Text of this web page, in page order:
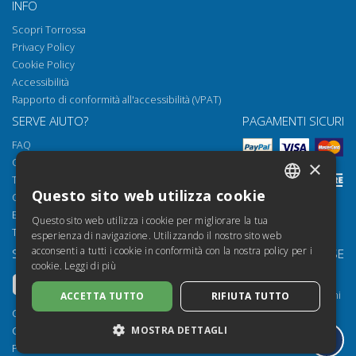
INFO
Scopri Torrossa
Privacy Policy
Cookie Policy
Accessibilità
Rapporto di conformità all'accessibilità (VPAT)
SERVE AIUTO?
FAQ
Come aprire i nostri documenti
Torrossa Reader
Condizioni d'uso
Email:
helpdesk@torrossa.com
Tel: +39 055 5018800
PAGAMENTI SICURI
SEGUICI SU
Copyright 2000-2026
Casalini Libri
P.IVA IT03106600483
LE NOSTRE RISORSE
Torrossa per Istituzioni
Torrossa Open
FRENCH
ENGLISH
GERMAN
×
Questo sito web utilizza cookie
Questo sito web utilizza i cookie per migliorare la tua
esperienza di navigazione. Utilizzando il nostro sito web
acconsenti a tutti i cookie in conformità con la nostra policy per i
cookie. Leggi di più
ACCETTA TUTTO RIFIUTA TUTTO
MOSTRA DETTAGLI